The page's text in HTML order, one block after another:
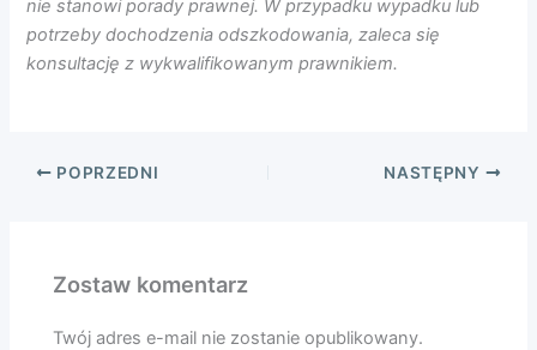
nie stanowi porady prawnej. W przypadku wypadku lub
potrzeby dochodzenia odszkodowania, zaleca się
konsultację z wykwalifikowanym prawnikiem.
POPRZEDNI NASTĘPNY
Zostaw komentarz
Twój adres e-mail nie zostanie opublikowany.